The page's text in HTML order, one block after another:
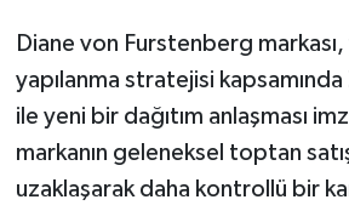
Diane von Furstenberg
yapılanma stratejisi
ile yeni bir dağıtım anlaşması
markanın geleneksel toptan
uzaklaşarak daha kontrollü bir